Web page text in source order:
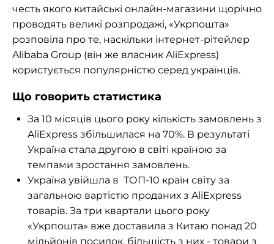
честь якого китайські онлайн-магазини щорічно
проводять великі розпродажі, «Укрпошта»
розповіла про те, наскільки інтернет-рітейлер
Alibaba Group (він же власник AliExpress)
користується популярністю серед українців.
Що говорить статистика
За 10 місяців цього року кількість замовлень з
AliExpress збільшилася на 70%. В результаті
Україна стала другою в світі країною за
темпами зростання замовлень.
Україна увійшла в ТОП-10 країн світу за
загальною вартістю проданих з AliExpress
товарів. За три квартали цього року
«Укрпошта» вже доставила з Китаю понад 20
мільйонів посилок, більшість з них - товари з